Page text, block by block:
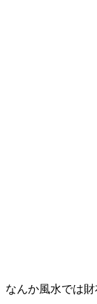
なんか風水では